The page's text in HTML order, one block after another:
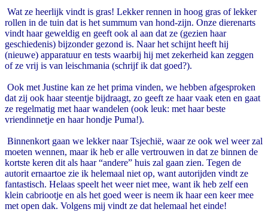
Wat ze heerlijk vindt is gras! Lekker rennen in hoog gras of lekker
rollen in de tuin dat is het summum van hond-zijn. Onze dierenarts
vindt haar geweldig en geeft ook al aan dat ze (gezien haar
geschiedenis) bijzonder gezond is. Naar het schijnt heeft hij
(nieuwe) apparatuur en tests waarbij hij met zekerheid kan zeggen
of ze vrij is van leischmania (schrijf ik dat goed?).
Ook met Justine kan ze het prima vinden, we hebben afgesproken
dat zij ook haar steentje bijdraagt, zo geeft ze haar vaak eten en gaat
ze regelmatig met haar wandelen (ook leuk: met haar beste
vriendinnetje en haar hondje Puma!).
Binnenkort gaan we lekker naar Tsjechië, waar ze ook wel weer zal
moeten wennen, maar ik heb er alle vertrouwen in dat ze binnen de
kortste keren dit als haar “andere” huis zal gaan zien. Tegen de
autorit ernaartoe zie ik helemaal niet op, want autorijden vindt ze
fantastisch. Helaas speelt het weer niet mee, want ik heb zelf een
klein cabriootje en als het goed weer is neem ik haar een keer mee
met open dak. Volgens mij vindt ze dat helemaal het einde!